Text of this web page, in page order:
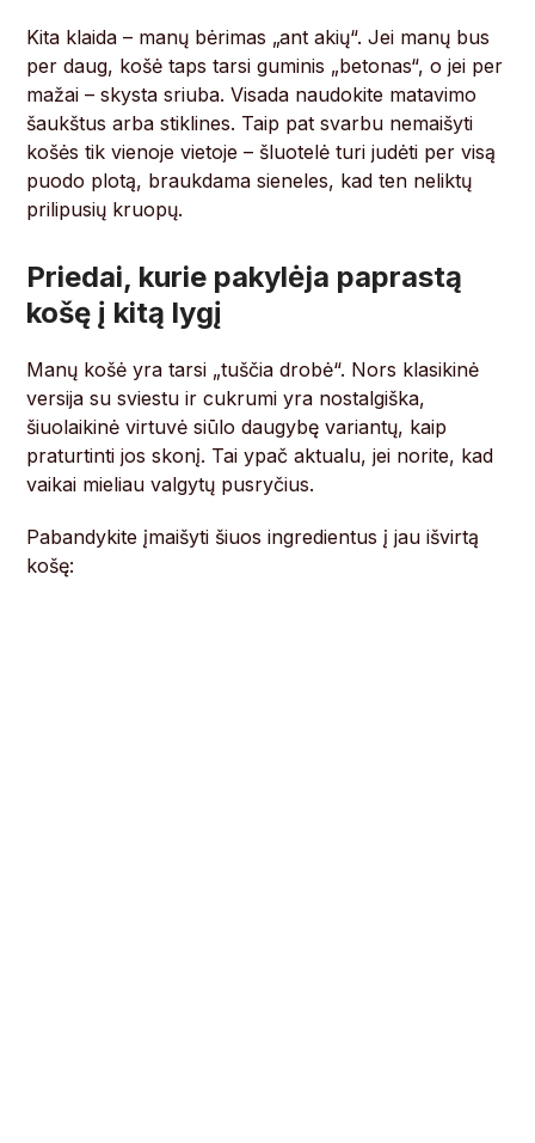
Kita klaida – manų bėrimas „ant akių“. Jei manų bus
per daug, košė taps tarsi guminis „betonas“, o jei per
mažai – skysta sriuba. Visada naudokite matavimo
šaukštus arba stiklines. Taip pat svarbu nemaišyti
košės tik vienoje vietoje – šluotelė turi judėti per visą
puodo plotą, braukdama sieneles, kad ten neliktų
prilipusių kruopų.
Priedai, kurie pakylėja paprastą
košę į kitą lygį
Manų košė yra tarsi „tuščia drobė“. Nors klasikinė
versija su sviestu ir cukrumi yra nostalgiška,
šiuolaikinė virtuvė siūlo daugybę variantų, kaip
praturtinti jos skonį. Tai ypač aktualu, jei norite, kad
vaikai mieliau valgytų pusryčius.
Pabandykite įmaišyti šiuos ingredientus į jau išvirtą
košę: